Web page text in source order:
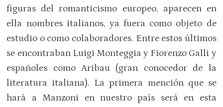
figuras del romanticismo europeo, aparecen en
ella nombres italianos, ya fuera como objeto de
estudio o como colaboradores. Entre estos últimos
se encontraban Luigi Monteggia y Fiorenzo Galli y
españoles como Aribau (gran conocedor de la
literatura italiana). La primera mención que se
hará a Manzoni en nuestro país será en esta